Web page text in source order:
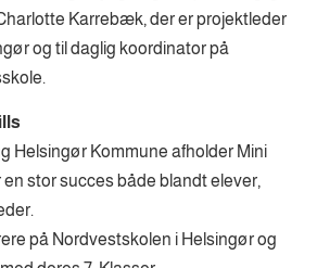
Karrebæk, der er projektleder
og til daglig koordinator på
Helsingør Kommune afholder Mini
en stor succes både blandt elever,
på Nordvestskolen i Helsingør og